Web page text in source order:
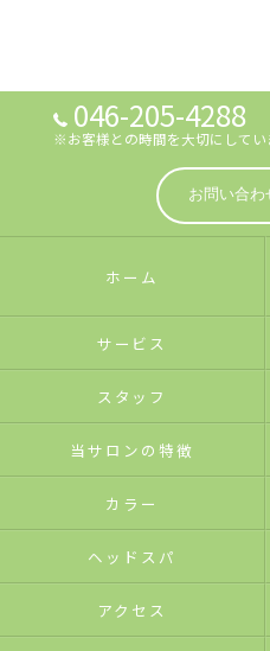
046-205-4288
※お客様との時間を大切にしてい
お問い合わ
ホーム
サービス
スタッフ
当サロンの特徴
カラー
ヘッドスパ
アクセス